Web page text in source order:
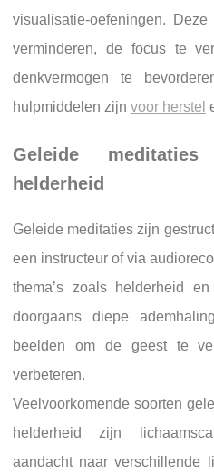
visualisatie-oefeningen.
verminderen, de focus te
denkvermogen te
hulpmiddelen zijn voor herstel
Geleide
helderheid
Geleide meditaties zijn
een instructeur of via
thema’s zoals helderheid
doorgaans diepe
beelden om de geest te
verbeteren.
Veelvoorkomende soorten
helderheid zijn
aandacht naar verschillende